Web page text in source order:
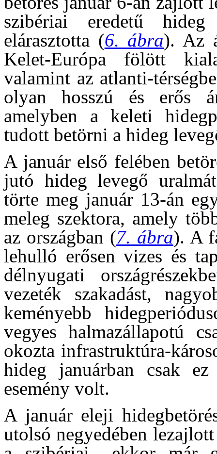
szibériai eredetű
elárasztotta (6. ábra). Az
Kelet-Európa fölött
valamint az atlanti-
olyan hosszú és erős
amelyben a keleti
tudott betörni a hideg
A január első felében
jutó hideg levegő
törte meg január 13-án
meleg szektora, amely
az országban (7. ábra). A
lehulló erősen vizes és
délnyugati
vezeték szakadást,
keményebb
vegyes halmazállapotú
okozta infrastruktúra-
hideg januárban csak
esemény volt.
A január eleji
utolsó negyedében